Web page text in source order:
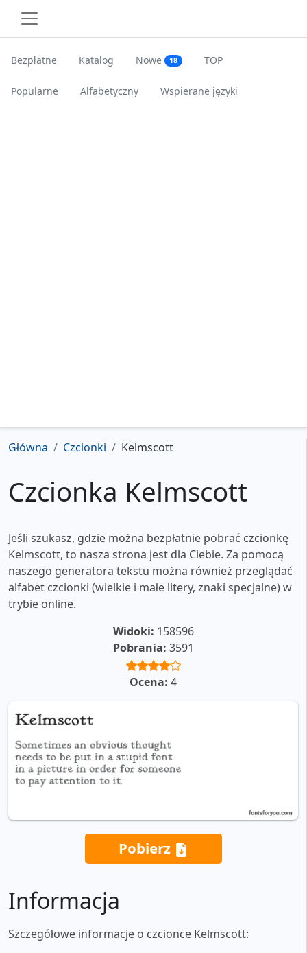
Bezpłatne Katalog Nowe 18 TOP
Popularne Alfabetyczny Wspierane języki
Główna Czcionki Kelmscott
Czcionka Kelmscott
Jeśli szukasz, gdzie można bezpłatnie pobrać czcionkę
Kelmscott, to nasza strona jest dla Ciebie. Za pomocą
naszego generatora tekstu można również przeglądać
alfabet czcionki (wielkie i małe litery, znaki specjalne) w
trybie online.
Widoki: 158596
Pobrania: 3591
Ocena: 4
Pobierz
Informacja
Szczegółowe informacje o czcionce Kelmscott: